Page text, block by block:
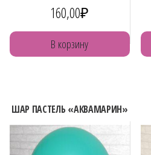
160,00₽
В корзину
ШАР ПАСТЕЛЬ «АКВАМАРИН»